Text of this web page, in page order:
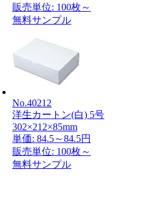
販売単位: 100枚～
無料サンプル
No.40212
洋生カートン(白) 5号
302×212×85mm
単価: 84.5～84.5円
販売単位: 100枚～
無料サンプル